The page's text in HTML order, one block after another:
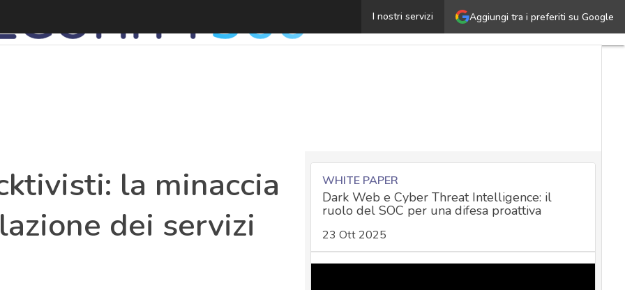
Aggiungi tra i preferiti su Google
I nostri servizi
Spie, criminali e hacktivisti: la minaccia cibernetica
la minaccia
dei servizi
WHITE PAPER
Dark Web e Cyber Threat Intelligence: il
ruolo del SOC per una difesa proattiva
23 Ott 2025